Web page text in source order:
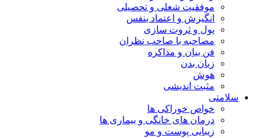
موفقیت شغلی و تحصیلی
انگیزش و اعتماد بنفس
پول و ثروت سازی
مصاحبه با صاحب نظران
فن بیان و مذاکره
زبان بدن
هوش
مثبت اندیشی
سلامتی
خواص خوراکی ها
درمان های خانگی و بیماری ها
زیبایی پوست و مو